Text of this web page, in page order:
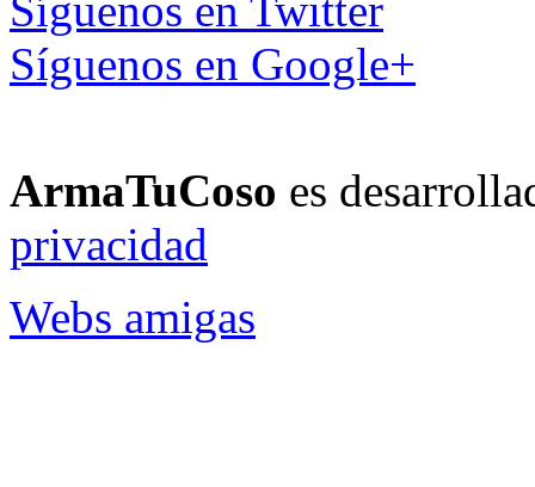
Síguenos en Google+
ArmaTuCoso es
privacidad
Webs amigas